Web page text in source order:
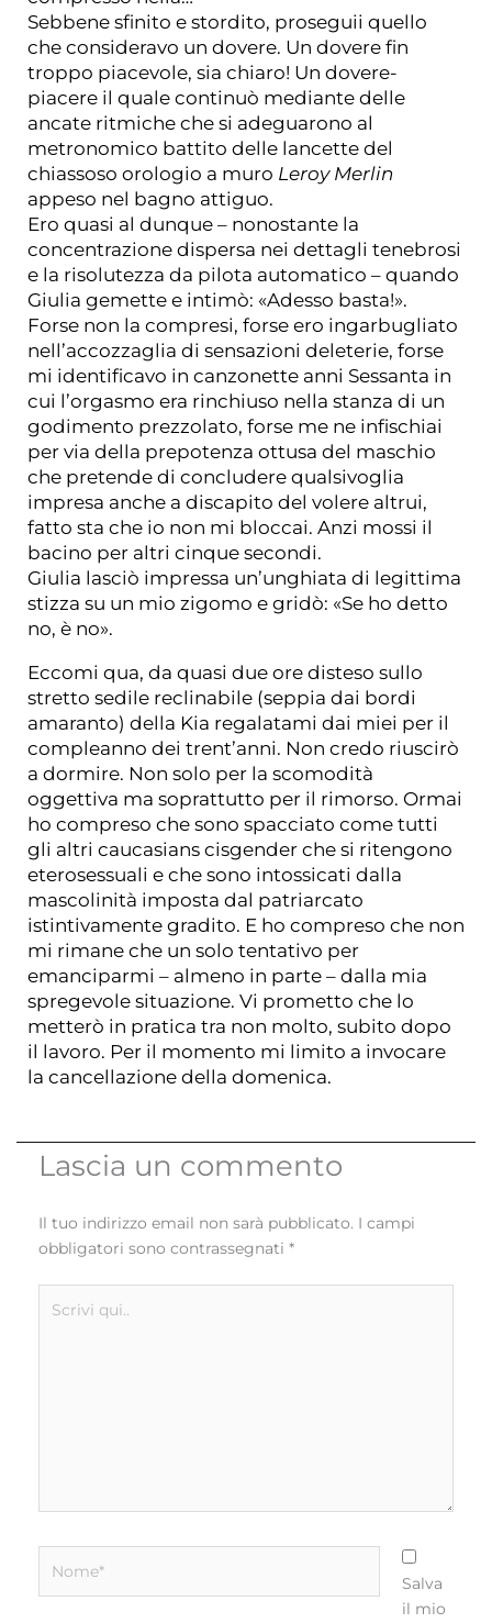
Sebbene sfinito e stordito, proseguii quello
che consideravo un dovere. Un dovere fin
troppo piacevole, sia chiaro! Un dovere-
piacere il quale continuò mediante delle
ancate ritmiche che si adeguarono al
metronomico battito delle lancette del
chiassoso orologio a muro Leroy Merlin
appeso nel bagno attiguo.
Ero quasi al dunque – nonostante la
concentrazione dispersa nei dettagli tenebrosi
e la risolutezza da pilota automatico – quando
Giulia gemette e intimò: «Adesso basta!».
Forse non la compresi, forse ero ingarbugliato
nell’accozzaglia di sensazioni deleterie, forse
mi identificavo in canzonette anni Sessanta in
cui l’orgasmo era rinchiuso nella stanza di un
godimento prezzolato, forse me ne infischiai
per via della prepotenza ottusa del maschio
che pretende di concludere qualsivoglia
impresa anche a discapito del volere altrui,
fatto sta che io non mi bloccai. Anzi mossi il
bacino per altri cinque secondi.
Giulia lasciò impressa un’unghiata di legittima
stizza su un mio zigomo e gridò: «Se ho detto
no, è no».
Eccomi qua, da quasi due ore disteso sullo
stretto sedile reclinabile (seppia dai bordi
amaranto) della Kia regalatami dai miei per il
compleanno dei trent’anni. Non credo riuscirò
a dormire. Non solo per la scomodità
oggettiva ma soprattutto per il rimorso. Ormai
ho compreso che sono spacciato come tutti
gli altri caucasians cisgender che si ritengono
eterosessuali e che sono intossicati dalla
mascolinità imposta dal patriarcato
istintivamente gradito. E ho compreso che non
mi rimane che un solo tentativo per
emanciparmi – almeno in parte – dalla mia
spregevole situazione. Vi prometto che lo
metterò in pratica tra non molto, subito dopo
il lavoro. Per il momento mi limito a invocare
la cancellazione della domenica.
Lascia un commento
Il tuo indirizzo email non sarà pubblicato. I campi
obbligatori sono contrassegnati *
qui..
Salva
il mio